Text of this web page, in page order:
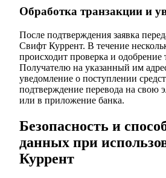
Обработка транзакции и
После подтверждения заявка
Свифт Куррент. В течение
происходит проверка и одобрение
Получателю на указанный им
уведомление о поступлении
подтверждение перевода на свою
или в приложение банка.
Безопасность и
данных при
Куррент